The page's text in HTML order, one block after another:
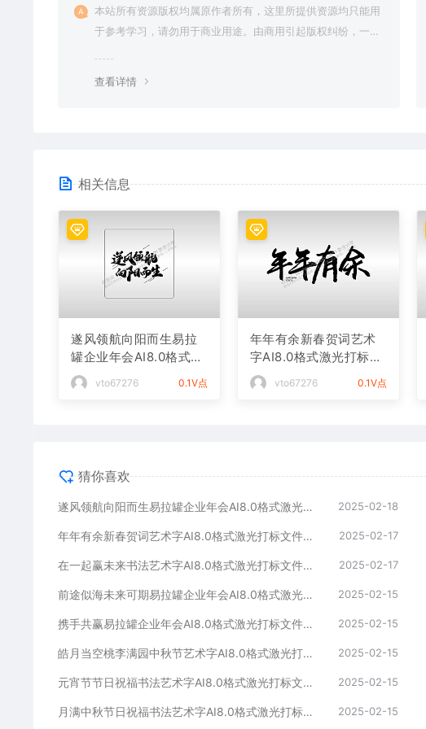
本站所有资源版权均属原作者所有，这里所提供资源均只能用
于参考学习，请勿用于商业用途。由商用引起版权纠纷，一切
查看详情
相关信息
遂风领航向阳而生易拉
罐企业年会AI8.0格式激
光打标文件通用矢量图
vto67276 0.1V点
年年有余新春贺词艺术
字AI8.0格式激光打标文
件通用矢量图
vto67276 0.1V点
猜你喜欢
遂风领航向阳而生易拉罐企业年会AI8.0格式激光打标文件通用矢量图 2025-02-18
年年有余新春贺词艺术字AI8.0格式激光打标文件通用矢量图 2025-02-17
在一起赢未来书法艺术字AI8.0格式激光打标文件通用矢量图 2025-02-17
前途似海未来可期易拉罐企业年会AI8.0格式激光打标文件通用矢量图 2025-02-15
携手共赢易拉罐企业年会AI8.0格式激光打标文件通用矢量图 2025-02-15
皓月当空桃李满园中秋节艺术字AI8.0格式激光打标文件通用矢量图 2025-02-15
元宵节节日祝福书法艺术字AI8.0格式激光打标文件通用矢量图 2025-02-15
月满中秋节日祝福书法艺术字AI8.0格式激光打标文件通用矢量图 2025-02-15